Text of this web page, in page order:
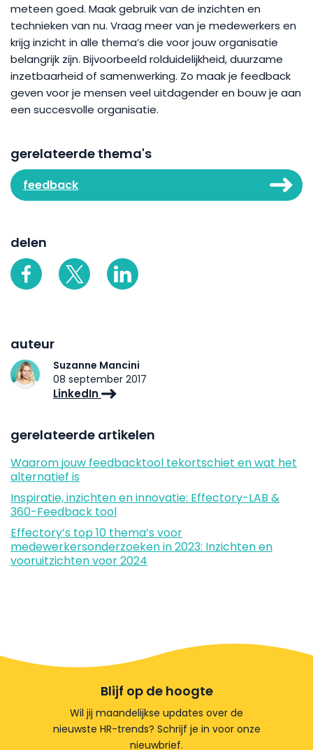
meteen goed. Maak gebruik van de inzichten en
technieken van nu. Vraag meer van je medewerkers en
krijg inzicht in alle thema’s die voor jouw organisatie
belangrijk zijn. Bijvoorbeeld rolduidelijkheid, duurzame
inzetbaarheid of samenwerking. Zo maak je feedback
geven voor je mensen veel uitdagender en bouw je aan
een succesvolle organisatie.
gerelateerde thema's
feedback
delen
auteur
Suzanne Mancini
08 september 2017
LinkedIn
gerelateerde artikelen
Waarom jouw feedbacktool tekortschiet en wat het
alternatief is
Inspiratie, inzichten en innovatie: Effectory-LAB &
360-Feedback tool
Effectory’s top 10 thema’s voor
medewerkersonderzoeken in 2023: Inzichten en
vooruitzichten voor 2024
Blijf op de hoogte
Wil jij maandelijkse updates over de
nieuwste HR-trends? Schrijf je in voor onze
nieuwbrief.